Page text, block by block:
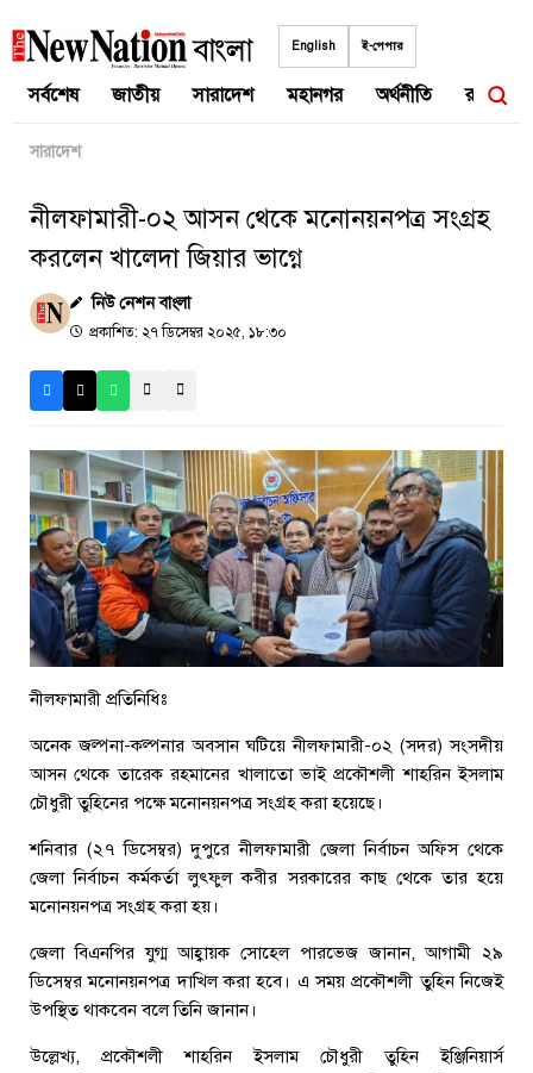
to
English ই-পেপার
সর্বশেষ জাতীয় সারাদেশ মহানগর অর্থনীতি রাজনীতি
সারাদেশ
নীলফামারী-০২ আসন থেকে মনোনয়নপত্র সংগ্রহ
করলেন খালেদা জিয়ার ভাগ্নে
নিউ নেশন বাংলা
প্রকাশিত: ২৭ ডিসেম্বর ২০২৫, ১৮:৩০
নীলফামারী প্রতিনিধিঃ
অনেক জল্পনা-কল্পনার অবসান ঘটিয়ে নীলফামারী-০২ (সদর) সংসদীয়
আসন থেকে তারেক রহমানের খালাতো ভাই প্রকৌশলী শাহরিন ইসলাম
চৌধুরী তুহিনের পক্ষে মনোনয়নপত্র সংগ্রহ করা হয়েছে।
শনিবার (২৭ ডিসেম্বর) দুপুরে নীলফামারী জেলা নির্বাচন অফিস থেকে
জেলা নির্বাচন কর্মকর্তা লুৎফুল কবীর সরকারের কাছ থেকে তার হয়ে
মনোনয়নপত্র সংগ্রহ করা হয়।
জেলা বিএনপির যুগ্ম আহ্বায়ক সোহেল পারভেজ জানান, আগামী ২৯
ডিসেম্বর মনোনয়নপত্র দাখিল করা হবে। এ সময় প্রকৌশলী তুহিন নিজেই
উপস্থিত থাকবেন বলে তিনি জানান।
উল্লেখ্য, প্রকৌশলী শাহরিন ইসলাম চৌধুরী তুহিন ইঞ্জিনিয়ার্স